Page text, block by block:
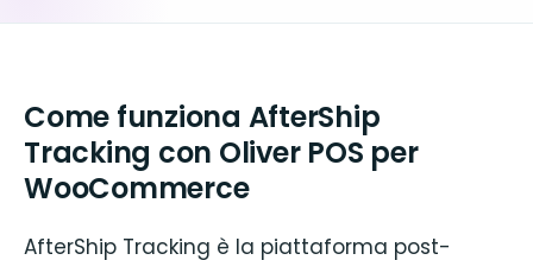
Come funziona AfterShip
Tracking con Oliver POS per
WooCommerce
AfterShip Tracking è la piattaforma post-